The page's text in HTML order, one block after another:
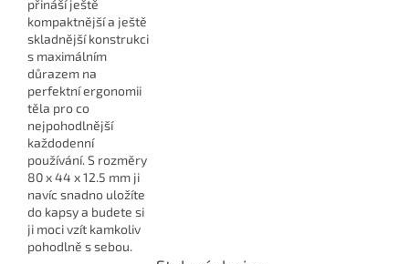
přináší ještě
kompaktnější a ještě
skladnější konstrukci
s maximálním
důrazem na
perfektní ergonomii
těla pro co
nejpohodlnější
každodenní
používání. S rozměry
80 x 44 x 12.5 mm ji
navíc snadno uložíte
do kapsy a budete si
ji moci vzít kamkoliv
pohodlně s sebou.